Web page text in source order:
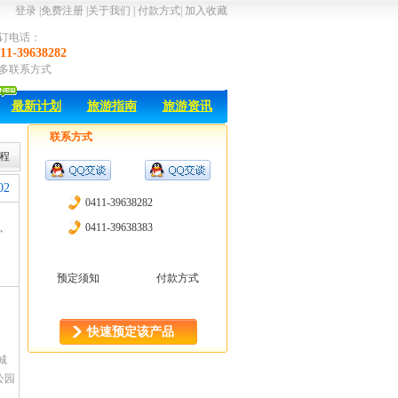
登录 免费注册 关于我们 付款方式 加入收藏
电话：
39638282
联系方式
最新计划 旅游指南 旅游资讯
园
联系方式
0411-39638282
0411-39638383
预定须知 付款方式
快速预定该产品